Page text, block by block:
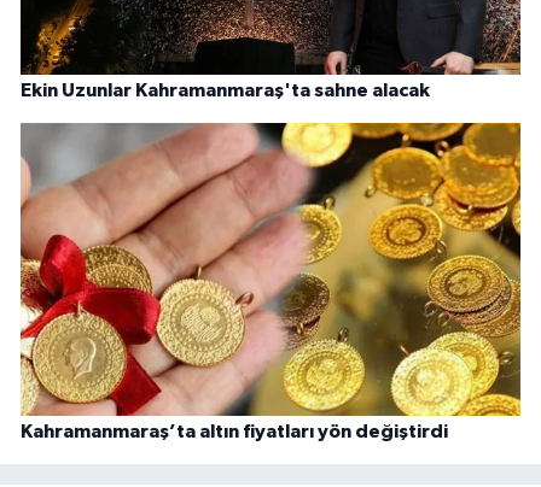
Ekin Uzunlar Kahramanmaraş'ta sahne alacak
Kahramanmaraş’ta altın fiyatları yön değiştirdi